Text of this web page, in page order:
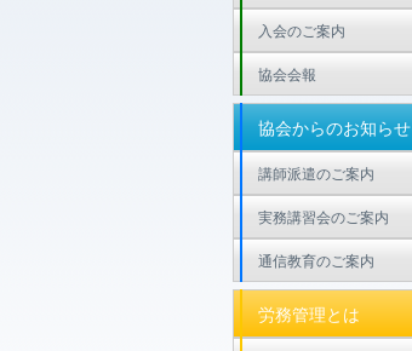
入会のご案内
協会会報
協会からのお知らせ
講師派遣のご案内
実務講習会のご案内
通信教育のご案内
労務管理とは